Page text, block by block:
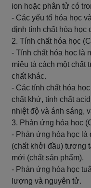
ion hoặc phân tử có
- Các yếu tố hóa học
định tính chất hóa học
2. Tính chất hóa học
- Tính chất hóa học là
miêu tả cách một chất
chất khác.
- Các tính chất hóa
chất khử, tính chất
nhiệt độ và ánh sáng,
3. Phản ứng hóa học
- Phản ứng hóa học là
(chất khởi đầu) tương
mới (chất sản phẩm).
- Phản ứng hóa học
lượng và nguyên tử.